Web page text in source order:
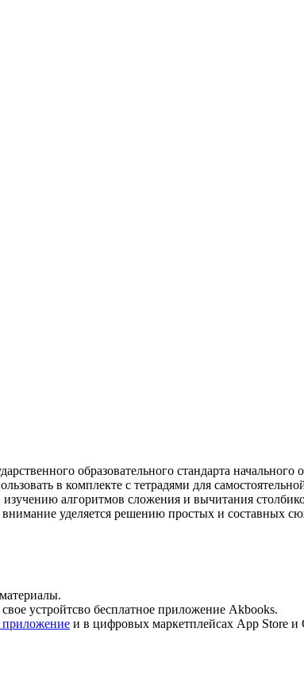
образовательного стандарта
в комплекте с тетрадями для
алгоритмов сложения и вычитания
уделяется решению простых и составных
устройтсво бесплатное приложение Akbooks.
приложение и в цифровых маркетплейсах App Store и